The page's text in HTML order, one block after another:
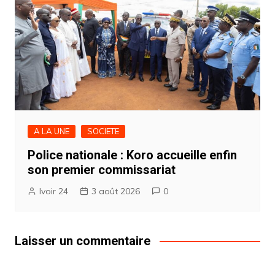
A LA UNE SOCIETE
Police nationale : Koro accueille enfin
son premier commissariat
Ivoir 24 3 août 2026 0
Laisser un commentaire